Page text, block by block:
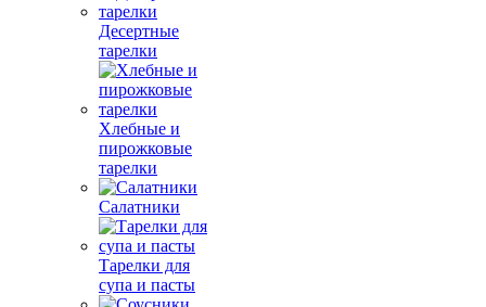
Десертные
тарелки
Хлебные и
пирожковые
тарелки
Салатники
Тарелки для
супа и пасты